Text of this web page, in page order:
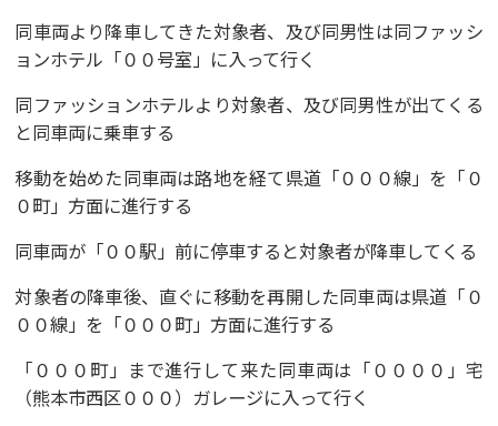
同車両より降車してきた対象者、及び同男性は同ファッシ
ョンホテル「００号室」に入って行く
同ファッションホテルより対象者、及び同男性が出てくる
と同車両に乗車する
移動を始めた同車両は路地を経て県道「０００線」を「０
０町」方面に進行する
同車両が「００駅」前に停車すると対象者が降車してくる
対象者の降車後、直ぐに移動を再開した同車両は県道「０
００線」を「０００町」方面に進行する
「０００町」まで進行して来た同車両は「００００」宅
（熊本市西区０００）ガレージに入って行く